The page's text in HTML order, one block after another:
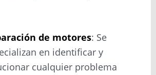
de motores: Se
en identificar y
cualquier problema